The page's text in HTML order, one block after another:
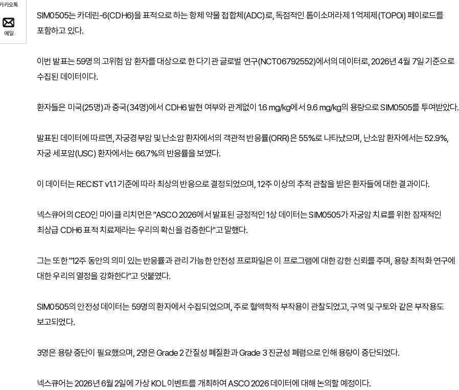
카오톡
메일
SIM0505는 카데린-6(CDH6)을 표적으로 하는 항체 약물 접합체(ADC)로, 독점적인 톱이소머라제 1 억제제(TOPOi) 페이로드를
포함하고 있다.
이번 발표는 59명의 고위험 암 환자를 대상으로 한 다기관 글로벌 연구(NCT06792552)에서의 데이터로, 2026년 4월 7일 기준으로
수집된 데이터이다.
환자들은 미국(25명)과 중국(34명)에서 CDH6 발현 여부와 관계없이 1.6 mg/kg에서 9.6 mg/kg의 용량으로 SIM0505를 투여받았다.
발표된 데이터에 따르면, 자궁경부암 및 난소암 환자에서의 객관적 반응률(ORR)은 55%로 나타났으며, 난소암 환자에서는 52.9%,
자궁 세포암(USC) 환자에서는 66.7%의 반응률을 보였다.
이 데이터는 RECIST v1.1 기준에 따라 최상의 반응으로 결정되었으며, 12주 이상의 추적 관찰을 받은 환자들에 대한 결과이다.
넥스큐어의 CEO인 마이클 리치먼은 "ASCO 2026에서 발표된 긍정적인 1상 데이터는 SIM0505가 자궁암 치료를 위한 잠재적인
최상급 CDH6 표적 치료제라는 우리의 확신을 검증한다"고 말했다.
그는 또한 "12주 동안의 의미 있는 반응률과 관리 가능한 안전성 프로파일은 이 프로그램에 대한 강한 신뢰를 주며, 용량 최적화 연구에
대한 우리의 열정을 강화한다"고 덧붙였다.
SIM0505의 안전성 데이터는 59명의 환자에서 수집되었으며, 주로 혈액학적 부작용이 관찰되었고, 구역 및 구토와 같은 부작용도
보고되었다.
3명은 용량 중단이 필요했으며, 2명은 Grade 2 간질성 폐질환과 Grade 3 진균성 폐렴으로 인해 용량이 중단되었다.
넥스큐어는 2026년 6월 2일에 가상 KOL 이벤트를 개최하여 ASCO 2026 데이터에 대해 논의할 예정이다.